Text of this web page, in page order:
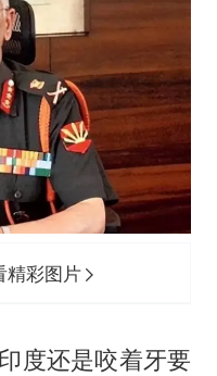
精彩图片
度还是咬着牙要